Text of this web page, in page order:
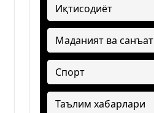
Иқтисодиёт
Маданият ва санъат
Спорт
Таълим хабарлари